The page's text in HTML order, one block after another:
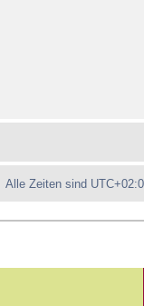
Alle Zeiten sind